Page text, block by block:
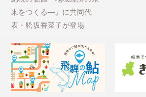
来をつくる―』に共同代
表・舩坂香菜子が登場